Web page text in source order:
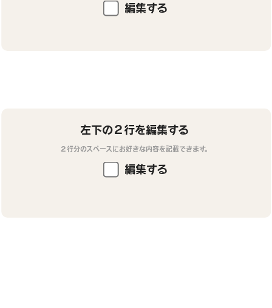
編集する
左下の２行を編集する
２行分のスペースにお好きな内容を記載できます。
編集する